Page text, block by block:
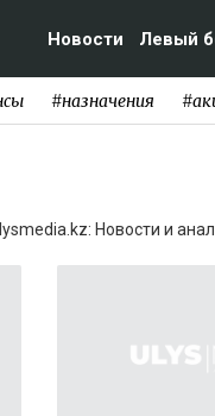
Новости Левый
#назначения
Новости и